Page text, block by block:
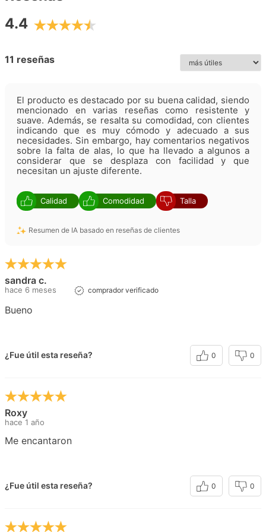
4.4
11 reseñas
El producto es destacado por su buena calidad, siendo
mencionado en varias reseñas como resistente y
suave. Además, se resalta su comodidad, con clientes
indicando que es muy cómodo y adecuado a sus
necesidades. Sin embargo, hay comentarios negativos
sobre la falta de alas, lo que ha llevado a algunos a
considerar que se desplaza con facilidad y que
necesitan un ajuste diferente.
Calidad Comodidad Talla
Resumen de IA basado en reseñas de clientes
sandra c.
hace 6 meses comprador verificado
Bueno
¿Fue útil esta reseña? 0 0
Roxy
hace 1 año
Me encantaron
¿Fue útil esta reseña? 0 0